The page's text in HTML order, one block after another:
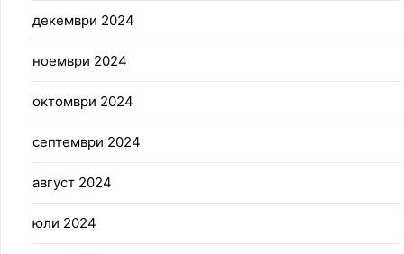
декември 2024
ноември 2024
октомври 2024
септември 2024
август 2024
юли 2024